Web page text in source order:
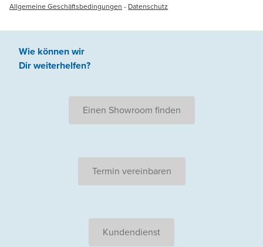
Allgemeine Geschäftsbedingungen - Datenschutz
Wie können wir
Dir weiterhelfen?
Einen Showroom finden
Termin vereinbaren
Kundendienst